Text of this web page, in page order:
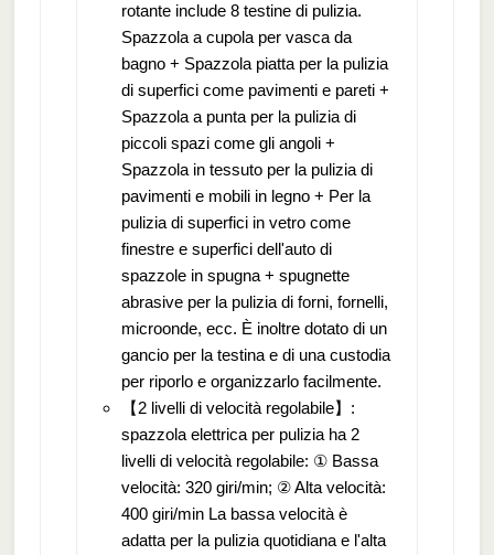
rotante include 8 testine di pulizia.
Spazzola a cupola per vasca da
bagno + Spazzola piatta per la pulizia
di superfici come pavimenti e pareti +
Spazzola a punta per la pulizia di
piccoli spazi come gli angoli +
Spazzola in tessuto per la pulizia di
pavimenti e mobili in legno + Per la
pulizia di superfici in vetro come
finestre e superfici dell'auto di
spazzole in spugna + spugnette
abrasive per la pulizia di forni, fornelli,
microonde, ecc. È inoltre dotato di un
gancio per la testina e di una custodia
per riporlo e organizzarlo facilmente.
【2 livelli di velocità regolabile】:
spazzola elettrica per pulizia ha 2
livelli di velocità regolabile: ① Bassa
velocità: 320 giri/min; ② Alta velocità:
400 giri/min La bassa velocità è
adatta per la pulizia quotidiana e l'alta